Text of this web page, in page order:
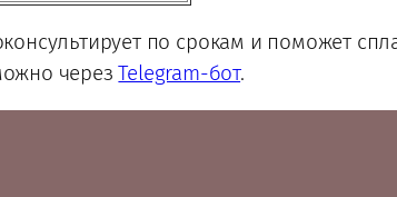
по срокам и поможет
черезTelegram-бот.